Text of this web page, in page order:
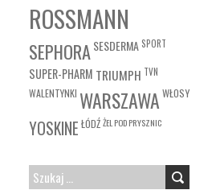
ROSSMANN
SEPHORASESDERMA SPORT
SUPER-PHARM TRIUMPH TVN
WALENTYNKI WARSZAWA WŁOSY
YOSKINE ŁÓDŹŻEL POD PRYSZNIC
SZUKAJ: